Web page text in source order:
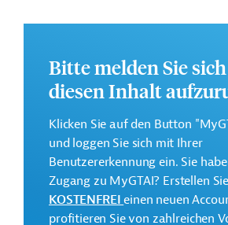
Weitere Informationen zu dem
Gesamtkosten:
462,87 Millionen US-Dollar
Geberbeitrag:
60 Millionen US-Dollar (Darlehen)
Kontaktadresse
Bitte melden Sie
diesen Inhalt
Klicken Sie auf den Button
und loggen Sie sich mit Ihrer
Benutzererkennung ein. Sie
Zugang zu MyGTAI? Erstellen
KOSTENFREIeinen neuen
profitieren Sie von zahlreichen